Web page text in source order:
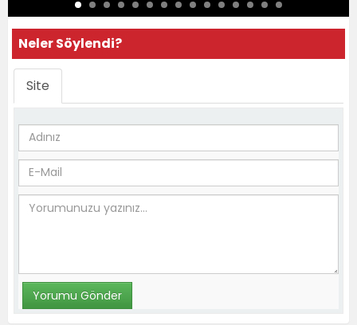
Neler Söylendi?
Site